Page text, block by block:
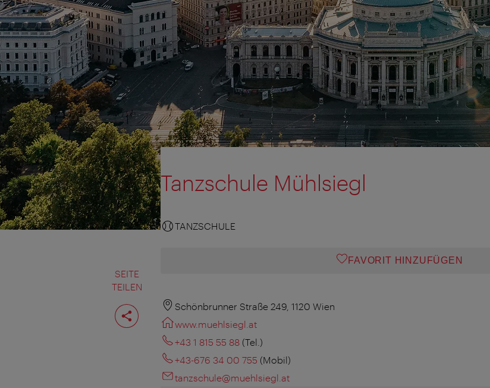
SEITE
TEILEN
Seite
teilen
Tanzschule Mühlsiegl
TANZSCHULE
FAVORIT HINZUFÜGEN
Schönbrunner Straße 249, 1120 Wien
www.muehlsiegl.at
+43 1 815 55 88 (Tel.)
+43-676 34 00 755 (Mobil)
tanzschule@muehlsiegl.at